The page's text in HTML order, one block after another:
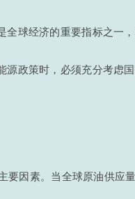
全球经济的重要指标之一
源政策时，必须充分考虑
因素。当全球原油供应